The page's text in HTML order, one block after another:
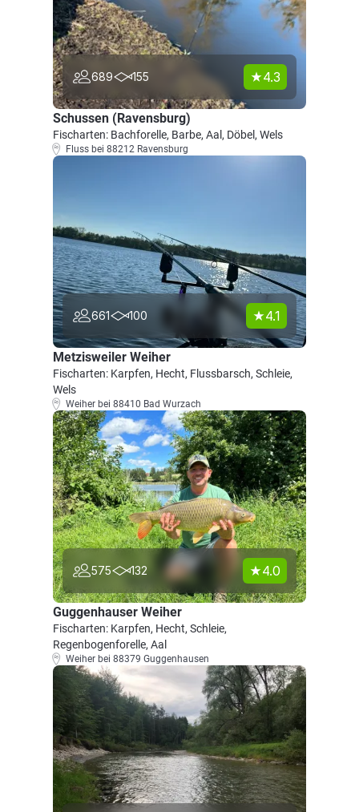
689 155 4.3
Schussen (Ravensburg)
Fischarten: Bachforelle, Barbe, Aal, Döbel, Wels
Fluss bei 88212 Ravensburg
661 100 4.1
Metzisweiler Weiher
Fischarten: Karpfen, Hecht, Flussbarsch, Schleie,
Wels
Weiher bei 88410 Bad Wurzach
575 132 4.0
Guggenhauser Weiher
Fischarten: Karpfen, Hecht, Schleie,
Regenbogenforelle, Aal
Weiher bei 88379 Guggenhausen